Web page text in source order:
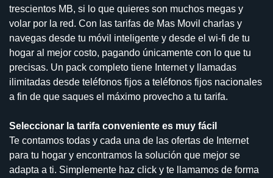
trescientos MB, si lo que quieres son muchos megas y
volar por la red. Con las tarifas de Mas Movil charlas y
navegas desde tu móvil inteligente y desde el wi-fi de tu
hogar al mejor costo, pagando únicamente con lo que tu
precisas. Un pack completo tiene Internet y llamadas
ilimitadas desde teléfonos fijos a teléfonos fijos nacionales
a fin de que saques el máximo provecho a tu tarifa.
Seleccionar la tarifa conveniente es muy fácil
Te contamos todas y cada una de las ofertas de Internet
para tu hogar y encontramos la solución que mejor se
adapta a ti. Simplemente haz click y te llamamos de forma